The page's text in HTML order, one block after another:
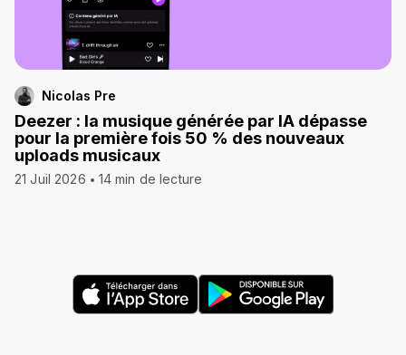
Nicolas Pre
Deezer : la musique générée par IA dépasse
pour la première fois 50 % des nouveaux
uploads musicaux
21 Juil 2026 14 min de lecture